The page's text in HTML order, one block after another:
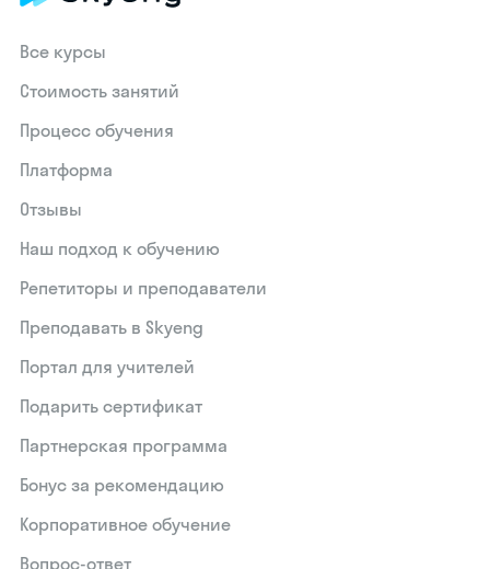
Все курсы
Стоимость занятий
Процесс обучения
Платформа
Отзывы
Наш подход к обучению
Репетиторы и преподаватели
Преподавать в Skyeng
Портал для учителей
Подарить сертификат
Партнерская программа
Бонус за рекомендацию
Корпоративное обучение
Вопрос-ответ